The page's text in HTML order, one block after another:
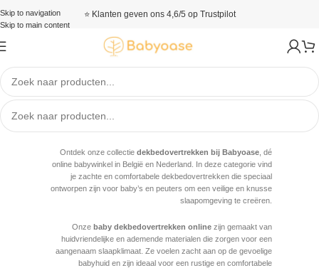
Skip to navigation
Skip to main content
⭐ Klanten geven ons 4,6/5 op Trustpilot
Dekbedovertrekken
Ontdek onze collectie dekbedovertrekken bij Babyoase, dé
online babywinkel in België en Nederland. In deze categorie vind
je zachte en comfortabele dekbedovertrekken die speciaal
ontworpen zijn voor baby’s en peuters om een veilige en knusse
slaapomgeving te creëren.
Onze baby dekbedovertrekken onlinezijn gemaakt van
huidvriendelijke en ademende materialen die zorgen voor een
aangenaam slaapklimaat. Ze voelen zacht aan op de gevoelige
babyhuid en zijn ideaal voor een rustige en comfortabele